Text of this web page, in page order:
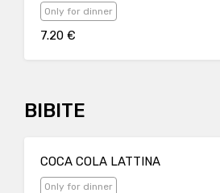
Only for dinner
7.20 €
BIBITE
COCA COLA LATTINA
Only for dinner